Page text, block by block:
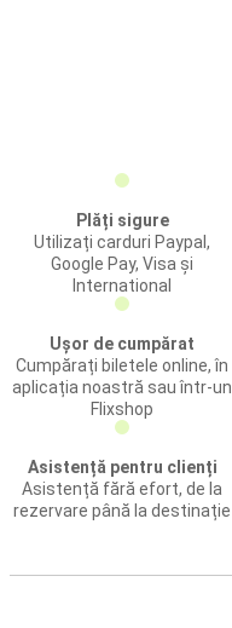
Plăți sigure
Utilizați carduri Paypal,
Google Pay, Visa și
International
Ușor de cumpărat
Cumpărați biletele online, în
aplicația noastră sau într-un
Flixshop
Asistență pentru clienți
Asistență fără efort, de la
rezervare până la destinație